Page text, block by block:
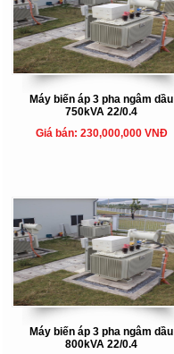
Máy biến áp 3 pha ngâm dầu
750kVA 22/0.4
Giá bán: 230,000,000 VNĐ
Máy biến áp 3 pha ngâm dầu
800kVA 22/0.4